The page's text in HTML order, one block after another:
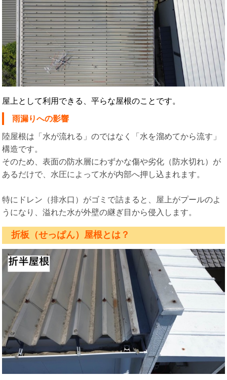
屋上として利用できる、平らな屋根のことです。
雨漏りへの影響
陸屋根は「水が流れる」のではなく「水を溜めてから流す」
構造です。
そのため、表面の防水層にわずかな傷や劣化（防水切れ）が
あるだけで、水圧によって水が内部へ押し込まれます。
特にドレン（排水口）がゴミで詰まると、屋上がプールのよ
うになり、溢れた水が外壁の継ぎ目から侵入します。
折板（せっぱん）屋根とは？